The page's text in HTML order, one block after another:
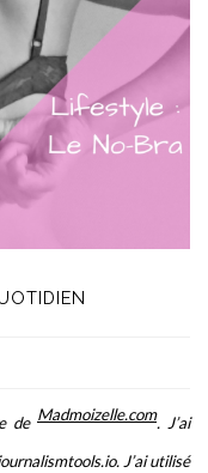
de Madmoizelle.com. J’ai
J’ai utilisé